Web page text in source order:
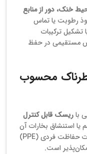
خنک، دور از منابع
رطوبت یا تماس
تشکیل ترکیبات
مستقیمی در حفظ
محسوب
باریسک قابل کنترل
استنشاق بخارات آن
می‌تواند مضر باشد، اما با استفاده از تجهیزات حفاظت فردی (PPE)